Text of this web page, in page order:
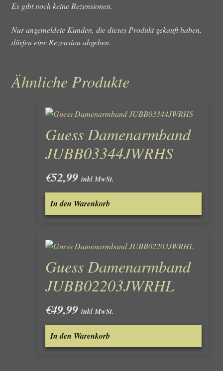
Es gibt noch keine Rezensionen.
Nur angemeldete Kunden, die dieses Produkt gekauft haben,
dürfen eine Rezension abgeben.
Ähnliche Produkte
Guess Damenarmband
JUBB03344JWRHS
€52,99 inkl MwSt.
In den Warenkorb
Guess Damenarmband
JUBB02203JWRHL
€49,99 inkl MwSt.
In den Warenkorb